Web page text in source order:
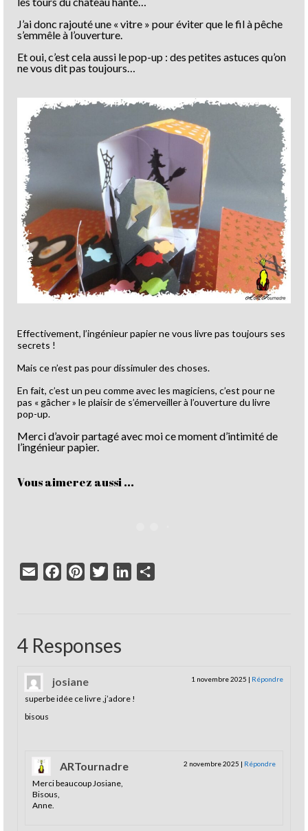
J’ai donc rajouté une « vitre » pour éviter que le fil à pêche
s’emmêle à l’ouverture.
Et oui, c’est cela aussi le pop-up : des petites astuces qu’on
ne vous dit pas toujours…
Effectivement, l’ingénieur papier ne vous livre pas toujours ses
secrets !
Mais ce n’est pas pour dissimuler des choses.
En fait, c’est un peu comme avec les magiciens, c’est pour ne
pas « gâcher » le plaisir de s’émerveiller à l’ouverture du livre
pop-up.
Merci d’avoir partagé avec moi ce moment d’intimité de
l’ingénieur papier.
Vous aimerez aussi ...
Email FacebookPinterestTwitterLinkedIn
4 Responses
josiane 1 novembre 2025 | Répondre
superbe idée ce livre ,j’adore !
bisous
ARTournadre 2 novembre 2025 | Répondre
Merci beaucoup Josiane,
Bisous,
Anne.